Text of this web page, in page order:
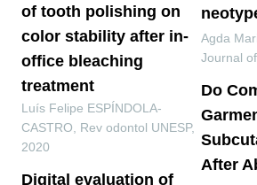
of tooth polishing on
color stability after in-
office bleaching
treatment
Luís Felipe ESPÍNDOLA-
CASTRO
Rev odontol UNESP,
2020
Digital evaluation of
Agda
Journal
Do
After